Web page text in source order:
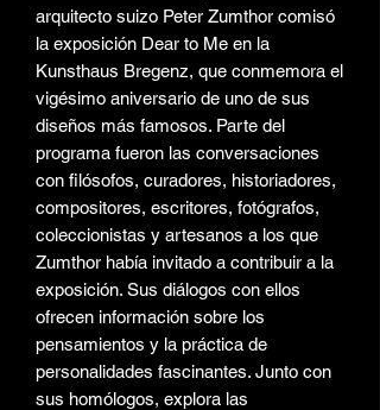
arquitecto suizo Peter Zumthor comisó
la exposición Dear to Me en la
Kunsthaus Bregenz, que conmemora el
vigésimo aniversario de uno de sus
diseños más famosos. Parte del
programa fueron las conversaciones
con filósofos, curadores, historiadores,
compositores, escritores, fotógrafos,
coleccionistas y artesanos a los que
Zumthor había invitado a contribuir a la
exposición. Sus diálogos con ellos
ofrecen información sobre los
pensamientos y la práctica de
personalidades fascinantes. Junto con
sus homólogos, explora las